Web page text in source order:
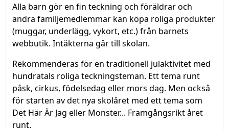
Alla barn gör en fin teckning och föräldrar och
andra familjemedlemmar kan köpa roliga produkter
(muggar, underlägg, vykort, etc.) från barnets
webbutik. Intäkterna går till skolan.
Rekommenderas för en traditionell julaktivitet med
hundratals roliga teckningsteman. Ett tema runt
påsk, cirkus, födelsedag eller mors dag. Men också
för starten av det nya skolåret med ett tema som
Det Här Är Jag eller Monster... Framgångsrikt året
runt.